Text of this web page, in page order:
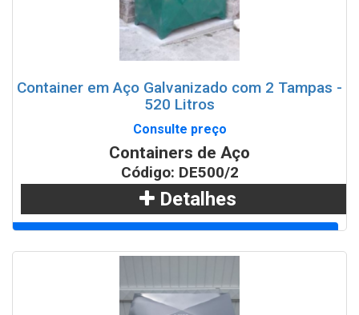
Container em Aço Galvanizado com 2 Tampas -
520 Litros
Consulte preço
Containers de Aço
Código: DE500/2
Detalhes
WhatsApp